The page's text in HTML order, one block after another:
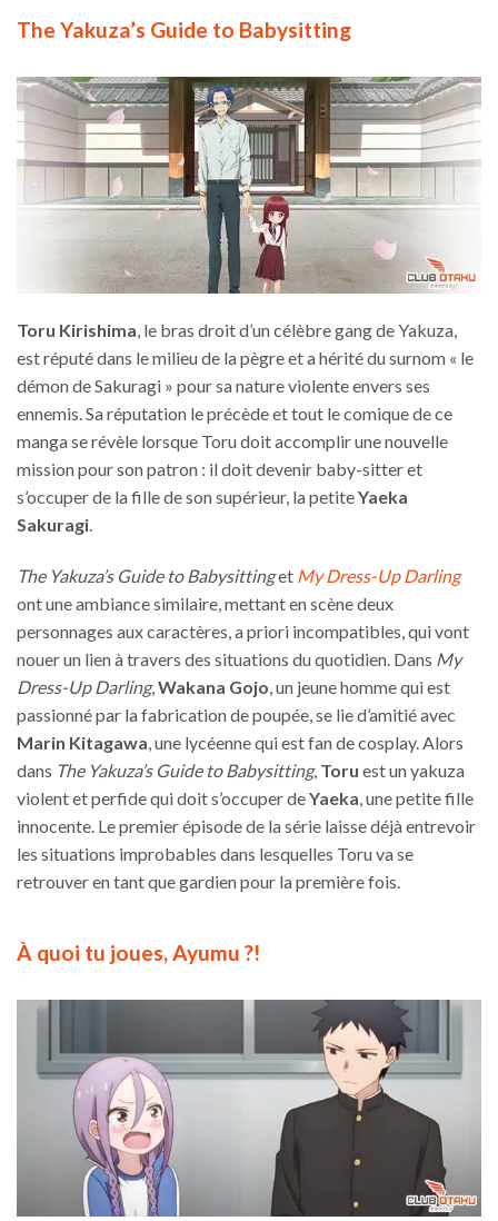
The Yakuza’s Guide to Babysitting
Toru Kirishima , le bras droit d’un célèbre gang de Yakuza,
est réputé dans le milieu de la pègre et a hérité du surnom « le
démon de Sakuragi » pour sa nature violente envers ses
ennemis. Sa réputation le précède et tout le comique de ce
manga se révèle lorsque Toru doit accomplir une nouvelle
mission pour son patron : il doit devenir baby-sitter et
s’occuper de la fille de son supérieur, la petiteYaeka
Sakuragi
The Yakuza’s Guide to Babysittinget My Dress-Up Darling
ont une ambiance similaire, mettant en scène deux
personnages aux caractères, a priori incompatibles, qui vont
nouer un lien à travers des situations du quotidien. Dans My
Dress-Up Darling, Wakana Gojo , un jeune homme qui est
passionné par la fabrication de poupée, se lie d’amitié avec
Marin Kitagawa , une lycéenne qui est fan de cosplay. Alors
dans The Yakuza’s Guide to Babysitting, Toru est un yakuza
violent et perfide qui doit s’occuper deYaeka , une petite fille
innocente. Le premier épisode de la série laisse déjà entrevoir
les situations improbables dans lesquelles Toru va se
retrouver en tant que gardien pour la première fois.
À quoi tu joues, Ayumu ?!